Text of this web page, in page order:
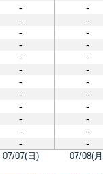
07/07(日) 07/08(
-
-
-
-
-
-
-
-
-
-
-
-
-
-
-
-
-
-
-
-
-
-
- -